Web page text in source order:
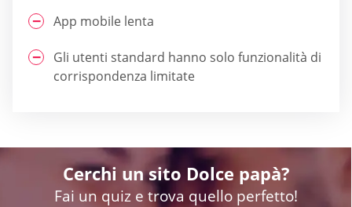
App mobile lenta
Gli utenti standard hanno solo funzionalità di
corrispondenza limitate
Cerchi un sito Dolce papà?
Fai un quiz e trova quello perfetto!